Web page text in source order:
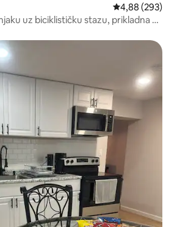
Prosječna
4,88 (293)
uz biciklističku stazu, prikladna za